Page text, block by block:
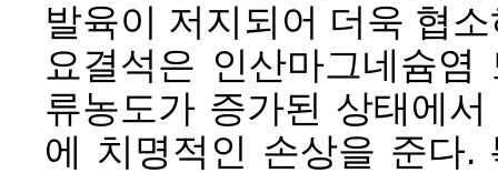
발육이 저지되어 더욱 협
요결석은 인산마그네슘
류농도가 증가된 상태에
에 치명적인 손상을 준다.